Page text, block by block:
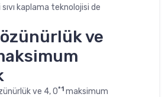
kaplama teknolojisi de
ve
ve 4, 0*1 maksimum